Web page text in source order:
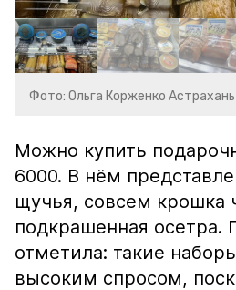
Фото: Ольга Корженко
Можно купить
6000. В нём
щучья, совсем крошка
подкрашенная осетра.
отметила: такие
высоким спросом,